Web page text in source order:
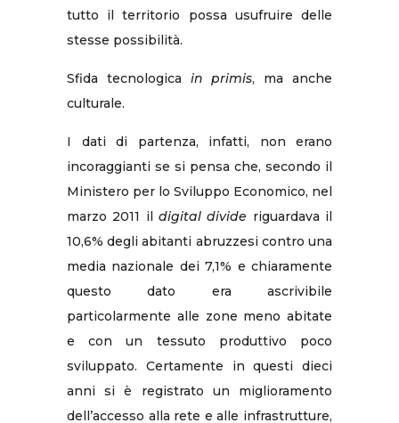
tutto il territorio possa usufruire delle
stesse possibilità.
Sfida tecnologica in primis, ma anche
culturale.
I dati di partenza, infatti, non erano
incoraggianti se si pensa che, secondo il
Ministero per lo Sviluppo Economico, nel
marzo 2011 il digital divide riguardava il
10,6% degli abitanti abruzzesi contro una
media nazionale dei 7,1% e chiaramente
questo dato era ascrivibile
particolarmente alle zone meno abitate
e con un tessuto produttivo poco
sviluppato. Certamente in questi dieci
anni si è registrato un miglioramento
dell’accesso alla rete e alle infrastrutture,